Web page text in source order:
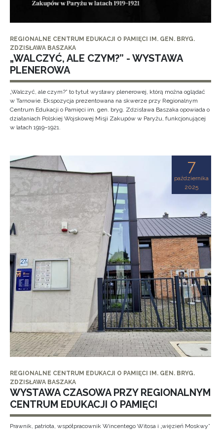
REGIONALNE CENTRUM EDUKACJI O PAMIĘCI IM. GEN. BRYG.
ZDZISŁAWA BASZAKA
„WALCZYĆ, ALE CZYM?” - WYSTAWA
PLENEROWA
„Walczyć, ale czym?” to tytuł wystawy plenerowej, którą można oglądać
w Tarnowie. Ekspozycja prezentowana na skwerze przy Regionalnym
Centrum Edukacji o Pamięci im. gen. bryg. Zdzisława Baszaka opowiada o
działaniach Polskiej Wojskowej Misji Zakupów w Paryżu, funkcjonującej
w latach 1919–1921.
7
października
2025
REGIONALNE CENTRUM EDUKACJI O PAMIĘCI IM. GEN. BRYG.
ZDZISŁAWA BASZAKA
WYSTAWA CZASOWA PRZY REGIONALNYM
CENTRUM EDUKACJI O PAMIĘCI
Prawnik, patriota, współpracownik Wincentego Witosa i „więzień Moskwy”